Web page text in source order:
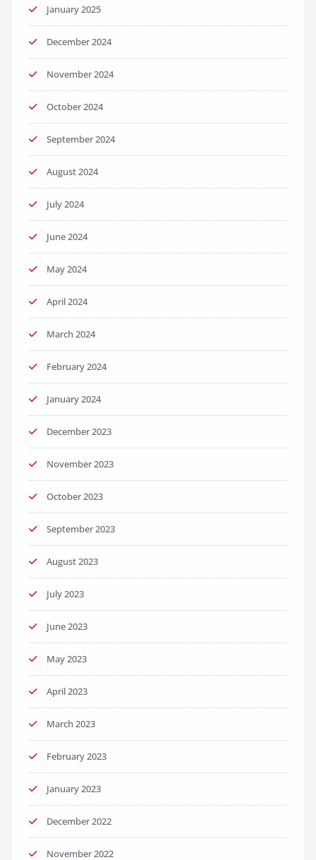
January 2025
December 2024
November 2024
October 2024
September 2024
August 2024
July 2024
June 2024
May 2024
April 2024
March 2024
February 2024
January 2024
December 2023
November 2023
October 2023
September 2023
August 2023
July 2023
June 2023
May 2023
April 2023
March 2023
February 2023
January 2023
December 2022
November 2022